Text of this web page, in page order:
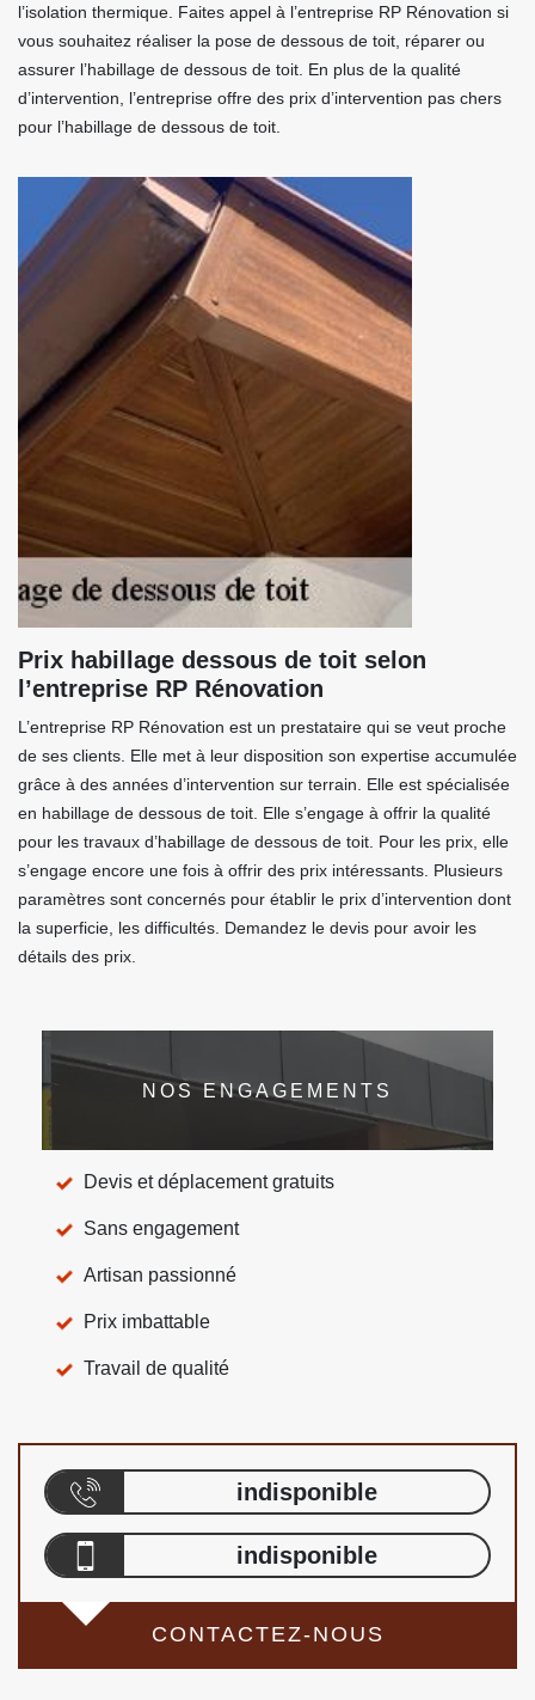
l’isolation thermique. Faites appel à l’entreprise RP Rénovation si
vous souhaitez réaliser la pose de dessous de toit, réparer ou
assurer l’habillage de dessous de toit. En plus de la qualité
d’intervention, l’entreprise offre des prix d’intervention pas chers
pour l’habillage de dessous de toit.
Prix habillage dessous de toit selon
l’entreprise RP Rénovation
L’entreprise RP Rénovation est un prestataire qui se veut proche
de ses clients. Elle met à leur disposition son expertise accumulée
grâce à des années d’intervention sur terrain. Elle est spécialisée
en habillage de dessous de toit. Elle s’engage à offrir la qualité
pour les travaux d’habillage de dessous de toit. Pour les prix, elle
s’engage encore une fois à offrir des prix intéressants. Plusieurs
paramètres sont concernés pour établir le prix d’intervention dont
la superficie, les difficultés. Demandez le devis pour avoir les
détails des prix.
NOS ENGAGEMENTS
Devis et déplacement gratuits
Sans engagement
Artisan passionné
Prix imbattable
Travail de qualité
indisponible
indisponible
CONTACTEZ-NOUS